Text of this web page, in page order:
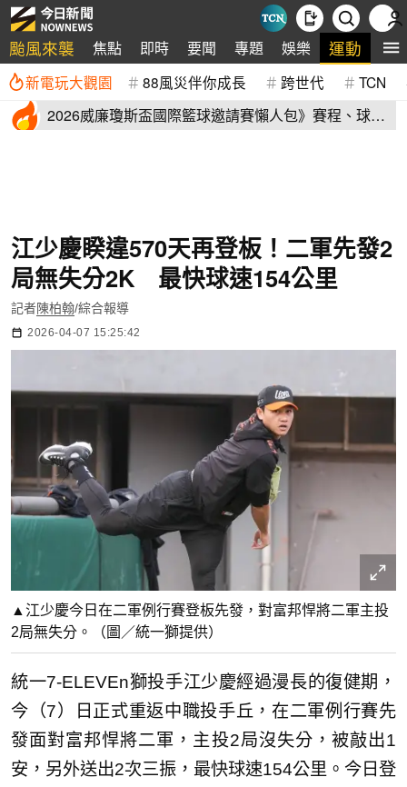
颱風來襲 焦點 即時 要聞 專題 娛樂 運動 全
新電玩大觀園 88風災伴你成長 跨世代 TCN
2026威廉瓊斯盃國際籃球邀請賽懶人包》賽程、球員
江少慶睽違570天再登板！二軍先發2
局無失分2K 最快球速154公里
記者陳柏翰/綜合報導
2026-04-07 15:25:42
▲江少慶今日在二軍例行賽登板先發，對富邦悍將二軍主投
2局無失分。（圖／統一獅提供）
統一7-ELEVEn獅投手江少慶經過漫長的復健期，
今（7）日正式重返中職投手丘，在二軍例行賽先
發面對富邦悍將二軍，主投2局沒失分，被敲出1
安，另外送出2次三振，最快球速154公里。今日登